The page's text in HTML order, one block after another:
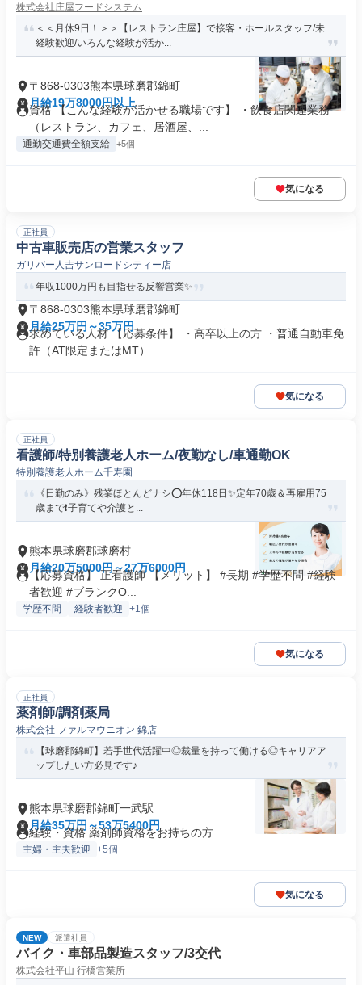
株式会社庄屋フードシステム
＜＜月休9日！＞＞【レストラン庄屋】で接客・ホールスタッフ/未
経験歓迎/いろんな経験が活か...
〒868-0303熊本県球磨郡錦町
月給19万8000円以上
資格 【こんな経験が活かせる職場です】 ・飲食店関連業務
（レストラン、カフェ、居酒屋、...
通勤交通費全額支給 +5個
気になる
正社員
中古車販売店の営業スタッフ
ガリバー人吉サンロードシティー店
年収1000万円も目指せる反響営業✨
〒868-0303熊本県球磨郡錦町
月給25万円～35万円
求めている人材 【応募条件】 ・高卒以上の方 ・普通自動車免
許（AT限定またはMT） ...
気になる
正社員
看護師/特別養護老人ホーム/夜勤なし/車通勤OK
特別養護老人ホーム千寿園
《日勤のみ》残業ほとんどナシ⭕年休118日✨定年70歳＆再雇用75
歳まで❗️子育てや介護と...
熊本県球磨郡球磨村
月給20万5000円～27万6000円
【応募資格】 正看護師 【メリット】 #長期 #学歴不問 #経験
者歓迎 #ブランクO...
学歴不問 経験者歓迎 +1個
気になる
正社員
薬剤師/調剤薬局
株式会社 ファルマウニオン 錦店
【球磨郡錦町】若手世代活躍中◎裁量を持って働ける◎キャリアア
ップしたい方必見です♪
熊本県球磨郡錦町一武駅
月給35万円～53万5400円
経験・資格 薬剤師資格をお持ちの方
主婦・主夫歓迎 +5個
気になる
NEW 派遣社員
バイク・車部品製造スタッフ/3交代
株式会社平山 行橋営業所